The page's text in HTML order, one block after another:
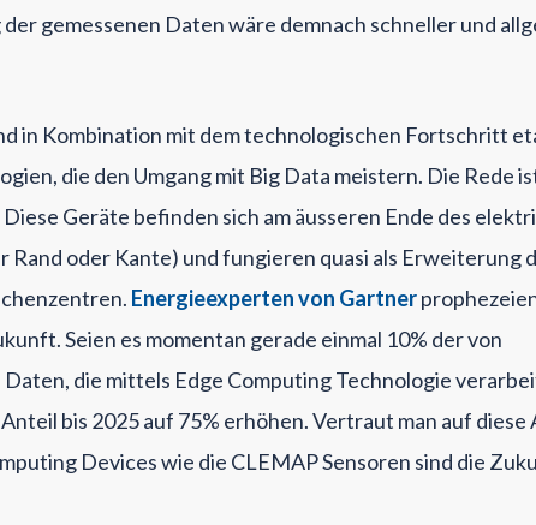
gemessenen Daten wäre demnach schneller und
in Kombination mit dem technologischen Fortschritt
die den Umgang mit Big Data meistern. Die Rede
Diese Geräte befinden sich am äusseren Ende des
Rand oder Kante) und fungieren quasi als Erweiterung
Energieexperten von Gartner
Seien es momentan gerade einmal 10% der von
die mittels Edge Computing Technologie
bis 2025 auf 75% erhöhen. Vertraut man auf diese
Devices wie die CLEMAP Sensoren sind die